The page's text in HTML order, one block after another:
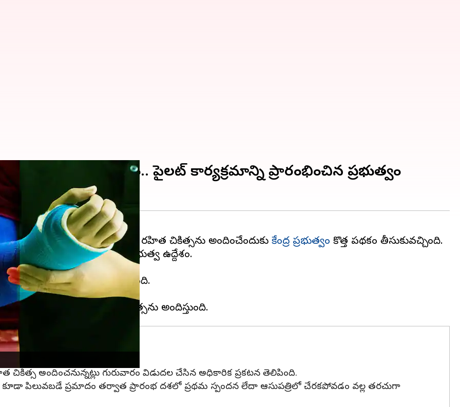
నగదు రహిత వైద్యం.. పైలట్ కార్యక్రమాన్ని ప్రారంభించిన ప్రభుత్వం
ప్రయత్నంలో,బాధితులకు నగదు రహిత చికిత్సను అందించేందుకు కేంద్ర ప్రభుత్వం కొత్త పథకం తీసుకువచ్చింది.
చికిత్స అందించాలన్నది ప్రభుత్వ ఉద్దేశం.
అభివృద్ధి చేసింది.
భారతదేశం అగ్రస్థానంలో ఉంది.
మరణించారు.
వర్తిస్తుంది
అందించనున్నట్లు గురువారం విడుదల చేసిన అధికారిక ప్రకటన తెలిపింది.
పిలువబడే ప్రమాదం తర్వాత ప్రారంభ దశలో ప్రథమ స్పందన లేదా ఆసుపత్రిలో చేరకపోవడం వల్ల తరచుగా